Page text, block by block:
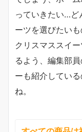
っていきたい…ど
ーツを選びたい
クリスマススイ
るよう、編集部
ーも紹介してい
ね。